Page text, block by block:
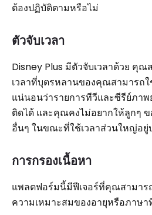
ต้องปฏิบัติตามหรือไม่
ตัวจับเวลา
Disney Plus มีตัวจับเวลาด้วย คุ
เวลาที่บุตรหลานของคุณสามารถ
แน่นอนว่ารายการทีวีและซีรีย์ภาพ
ติดได้ และคุณคงไม่อยากให้ลูกๆ
อื่นๆ ในขณะที่ใช้เวลาส่วนใหญ่อ
การกรองเนื้อหา
แพลตฟอร์มนี้มีฟีเจอร์ที่คุณสามาร
ความเหมาะสมของอายุหรือภาษา